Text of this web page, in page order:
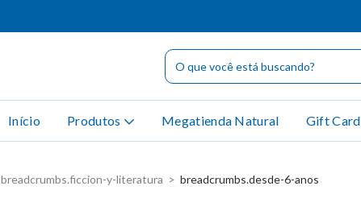
Início Produtos Megatienda Natural Gift Card
breadcrumbs.ficcion-y-literatura > breadcrumbs.desde-6-anos